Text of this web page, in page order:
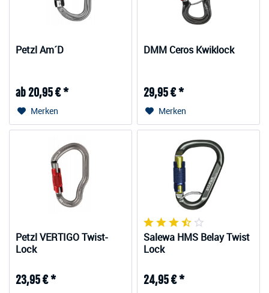
Petzl Am´D
ab 20,95 € *
Merken
DMM Ceros Kwiklock
29,95 € *
Merken
Petzl VERTIGO Twist-
Lock
23,95 € *
Salewa HMS Belay Twist
Lock
24,95 € *